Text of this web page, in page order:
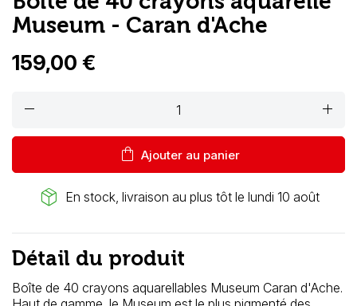
Museum - Caran d'Ache
159,00 €
remove add
shopping_bag Ajouter au panier
package_2 En stock, livraison au plus tôt le lundi 10 août
Détail du produit
Boîte de 40 crayons aquarellables Museum Caran d'Ache.